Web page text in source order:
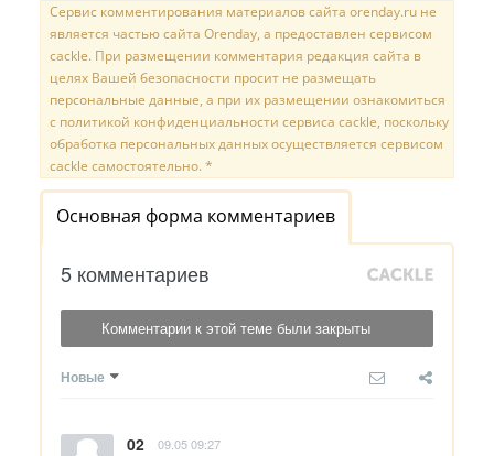
Сервис комментирования материалов сайта orenday.ru не
является частью сайта Orenday, а предоставлен сервисом
cackle. При размещении комментария редакция сайта в
целях Вашей безопасности просит не размещать
персональные данные, а при их размещении ознакомиться
с политикой конфиденциальности сервиса cackle, поскольку
обработка персональных данных осуществляется сервисом
cackle самостоятельно. *
Основная форма комментариев
5 комментариев
Комментарии к этой теме были закрыты
Новые
02 09.05 09:27